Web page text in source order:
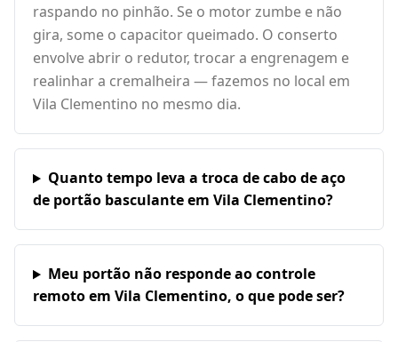
raspando no pinhão. Se o motor zumbe e não
gira, some o capacitor queimado. O conserto
envolve abrir o redutor, trocar a engrenagem e
realinhar a cremalheira — fazemos no local em
Vila Clementino no mesmo dia.
Quanto tempo leva a troca de cabo de aço
de portão basculante em Vila Clementino?
Meu portão não responde ao controle
remoto em Vila Clementino, o que pode ser?